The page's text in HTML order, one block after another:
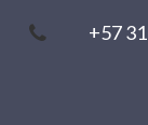
+57